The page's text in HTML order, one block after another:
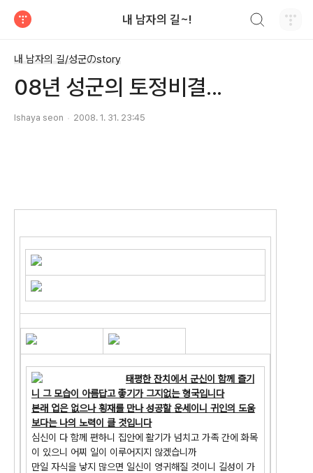
내 남자의 길~!
내 남자의 길/성군のstory
08년 성군의 토정비결...
Ishaya seon 2008. 1. 31. 23:45
태평한 잔치에서 군신이 함께 즐기
니 그 모습이 아름답고 좋기가 그지없는 형국입니다
본래 업은 없으나 횡재를 만나 성공할 운세이니 귀인의 도움
보다는 나의 노력이 클 것입니다
심신이 다 함께 편하니 집안에 활기가 넘치고 가족 간에 화목
이 있으니 어찌 일이 이루어지지 않겠습니까
만일 자식을 낳지 많으면 일신이 영귀해질 것이니 길성이 가